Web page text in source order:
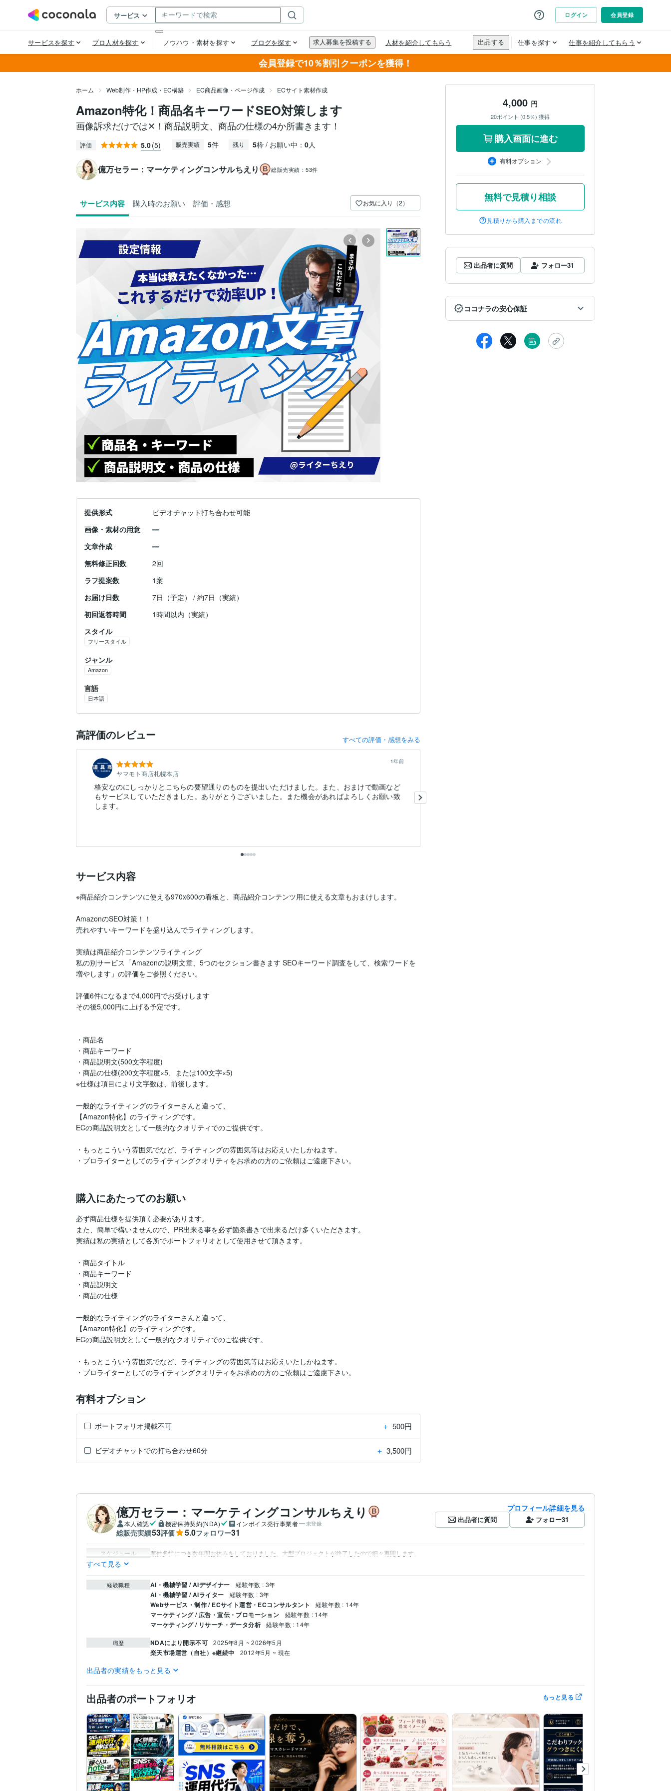
会員登録で10％割引クーポンを獲得！
ホーム Web制作・HP作成・EC構築 EC商品画像・ページ作成 ECサイト素材作成
Amazon特化！商品名キーワードSEO対策します
画像訴求だけでは✕！商品説明文、商品の仕様の4か所書きます！
評価 5.0(5) 販売実績 5件 残り 5枠 / お願い中： 0人
億万セラー：マーケティングコンサルちえり 総販売実績： 53件
サービス内容 購入時のお願い 評価・感想 お気に入り（2）
提供形式
ビデオチャット打ち合わせ可能
画像・素材の用意
文章作成
無料修正回数
2回
ラフ提案数
1案
お届け日数
7日（予定） / 約7日（実績）
初回返答時間
1時間以内（実績）
スタイル
フリースタイル
ジャンル
Amazon
言語
日本語
高評価のレビュー すべての評価・感想をみる
ヤマモト商店札幌本店
1年前
格安なのにしっかりとこちらの要望通りのものを提出いただけました。また、おまけで動画など
もサービスしていただきました。ありがとうございました。また機会があればよろしくお願い致
します。
サービス内容
※商品紹介コンテンツに使える970x600の看板と、商品紹介コンテンツ用に使える文章もおまけします。
AmazonのSEO対策！！
売れやすいキーワードを盛り込んでライティングします。
実績は商品紹介コンテンツライティング
私の別サービス「Amazonの説明文章、5つのセクション書きます SEOキーワード調査をして、検索ワードを
増やします」の評価をご参照ください。
評価6件になるまで4,000円でお受けします
その後5,000円に上げる予定です。
・商品名
・商品キーワード
・商品説明文(500文字程度)
・商品の仕様(200文字程度×5、または100文字×5)
※仕様は項目により文字数は、前後します。
一般的なライティングのライターさんと違って、
【Amazon特化】のライティングです。
ECの商品説明文として一般的なクオリティでのご提供です。
・もっとこういう雰囲気でなど、ライティングの雰囲気等はお応えいたしかねます。
・プロライターとしてのライティングクオリティをお求めの方のご依頼はご遠慮下さい。
購入にあたってのお願い
必ず商品仕様を提供頂く必要があります。
また、簡単で構いませんので、PR出来る事を必ず箇条書きで出来るだけ多くいただきます。
実績は私の実績として各所でポートフォリオとして使用させて頂きます。
・商品タイトル
・商品キーワード
・商品説明文
・商品の仕様
一般的なライティングのライターさんと違って、
【Amazon特化】のライティングです。
ECの商品説明文として一般的なクオリティでのご提供です。
・もっとこういう雰囲気でなど、ライティングの雰囲気等はお応えいたしかねます。
・プロライターとしてのライティングクオリティをお求めの方のご依頼はご遠慮下さい。
有料オプション
ポートフォリオ掲載不可 ＋ 500円
ビデオチャットでの打ち合わせ60分 ＋ 3,500円
4,000 円
20ポイント (0.5％) 獲得
購入画面に進む
有料オプション
無料で見積り相談
見積りから購入までの流れ
出品者に質問 フォロー31
ココナラの安心保証
億万セラー：マーケティングコンサルちえり
本人確認 機密保持契約(NDA) インボイス発行事業者 未登録
総販売実績53評価 5.0フォロワー31
プロフィール詳細を見る
出品者に質問 フォロー31
スケジュール 案件多忙につき数年間お休みをしておりました。大型プロジェクトが終了したので細々再開します。
すべて見る
経験職種 AI・機械学習 / AIデザイナー 経験年数 : 3年
AI・機械学習 / AIライター 経験年数 : 3年
Webサービス・制作 / ECサイト運営・ECコンサルタント 経験年数 : 14年
マーケティング / 広告・宣伝・プロモーション 経験年数 : 14年
マーケティング / リサーチ・データ分析 経験年数 : 14年
職歴 NDAにより開示不可 2025年8月 ~ 2026年5月
楽天市場運営（自社）※継続中 2012年5月 ~ 現在
得意分野 Web制作・HP作成・EC構築
出品者の実績をもっと見る
出品者のポートフォリオ もっと見る